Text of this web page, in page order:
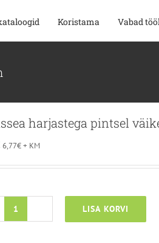
Koristama Vabad
harjastega pintsel
6,77€+ KM
Metssea
LISA KORVI